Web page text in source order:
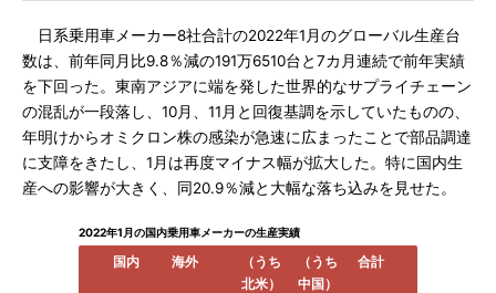
日系乗用車メーカー8社合計の2022年1月のグローバル生産台
数は、前年同月比9.8％減の191万6510台と7カ月連続で前年実績
を下回った。東南アジアに端を発した世界的なサプライチェーン
の混乱が一段落し、10月、11月と回復基調を示していたものの、
年明けからオミクロン株の感染が急速に広まったことで部品調達
に支障をきたし、1月は再度マイナス幅が拡大した。特に国内生
産への影響が大きく、同20.9％減と大幅な落ち込みを見せた。
2022年1月の国内乗用車メーカーの生産実績
国内 海外
（うち
北米）
（うち
中国）
合計